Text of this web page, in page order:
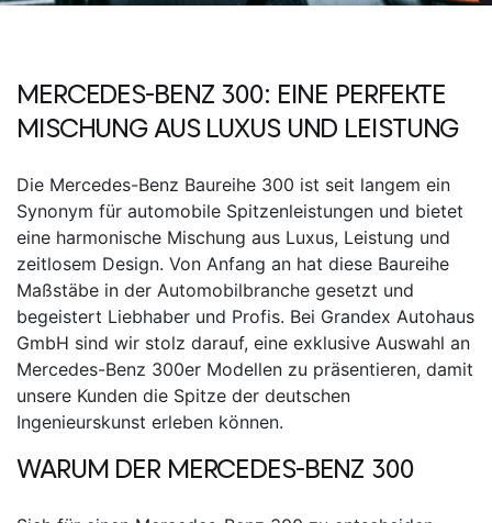
MERCEDES-BENZ 300: EINE PERFEKTE
MISCHUNG AUS LUXUS UND LEISTUNG
Die Mercedes-Benz Baureihe 300 ist seit langem ein
Synonym für automobile Spitzenleistungen und bietet
eine harmonische Mischung aus Luxus, Leistung und
zeitlosem Design. Von Anfang an hat diese Baureihe
Maßstäbe in der Automobilbranche gesetzt und
begeistert Liebhaber und Profis. Bei Grandex Autohaus
GmbH sind wir stolz darauf, eine exklusive Auswahl an
Mercedes-Benz 300er Modellen zu präsentieren, damit
unsere Kunden die Spitze der deutschen
Ingenieurskunst erleben können.
WARUM DER MERCEDES-BENZ 300